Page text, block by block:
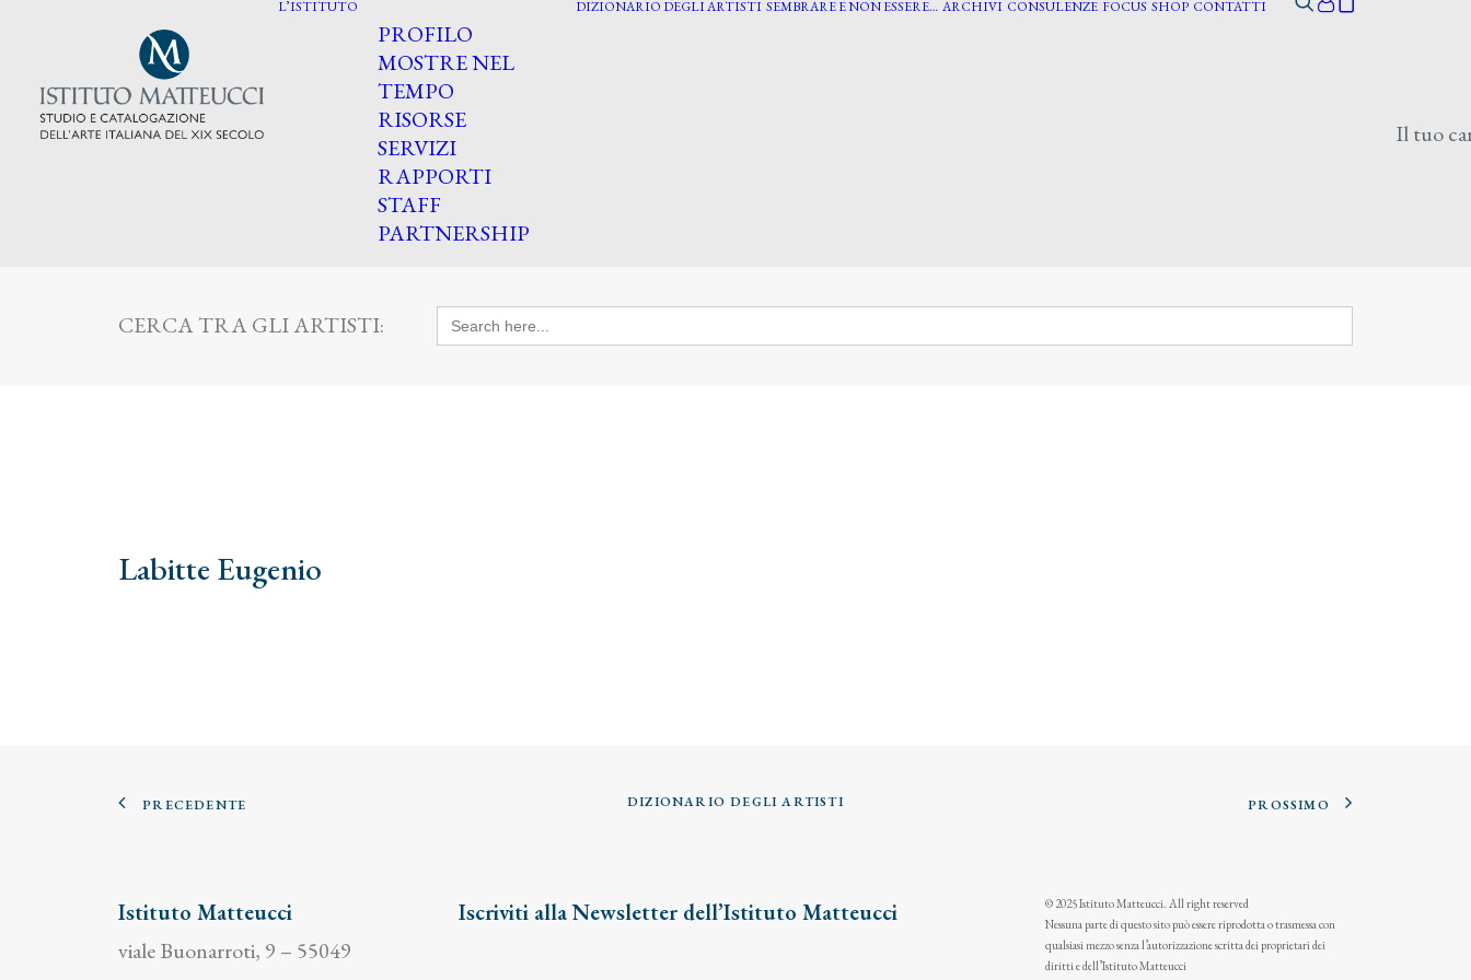
L’ISTITUTO
PROFILO
MOSTRE NEL
TEMPO
RISORSE
SERVIZI
RAPPORTI
STAFF
PARTNERSHIP
DIZIONARIO DEGLI ARTISTI SEMBRARE E NON ESSERE… ARCHIVI CONSULENZE FOCUS SHOP CONTATTI
Il tuo
CERCA TRA GLI ARTISTI: Search
for:
Labitte Eugenio
PRECEDENTE DIZIONARIO DEGLI ARTISTI PROSSIMO
Istituto Matteucci
viale Buonarroti, 9 – 55049
Iscriviti alla Newsletter dell’Istituto Matteucci
© 2025 Istituto Matteucci. All right reserved
Nessuna parte di questo sito può essere riprodotta o trasmessa con
qualsiasi mezzo senza l’autorizzazione scritta dei proprietari dei
diritti e dell’Istituto Matteucci